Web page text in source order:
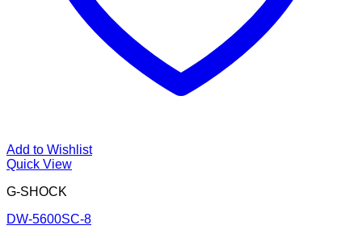
Add to Wishlist
Quick View
G-SHOCK
DW-5600SC-8